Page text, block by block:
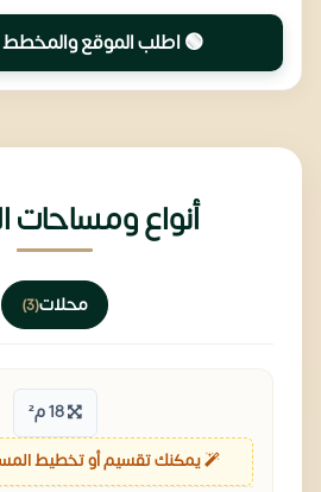
🟢 اطلب الموقع والمخطط
أنواع ومساحات
محلات(3)
18 م²
يمكنك تقسيم أو تخطيط